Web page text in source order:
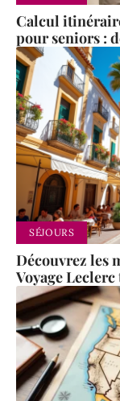
Calcul
pour seniors :
SÉJOURS
Découvrez les
Voyage